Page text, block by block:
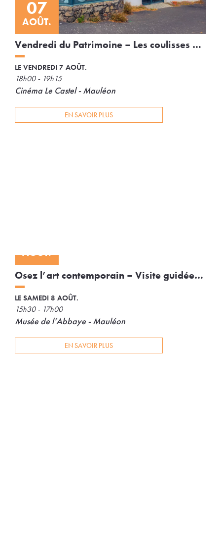
07
AOÛT.
Vendredi du Patrimoine – Les coulisses du
cinéma Le Castel
LE VENDREDI 7 AOÛT.
18h00 - 19h15
Cinéma Le Castel - Mauléon
EN SAVOIR PLUS
AOÛT.
Osez l’art contemporain – Visite guidée
au Musée de l’Abbaye
LE SAMEDI 8 AOÛT.
15h30 - 17h00
Musée de l’Abbaye - Mauléon
EN SAVOIR PLUS